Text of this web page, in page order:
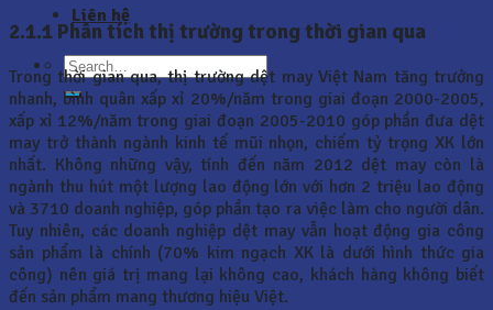
Liên hệ
2.1.1 Phân tích thị trường trong thời gian qua
Trong thời gian qua, thị trường dệt may Việt Nam tăng trưởng
nhanh, bình quân xấp xỉ 20%/năm trong giai đoạn 2000-2005,
xấp xỉ 12%/năm trong giai đoạn 2005-2010 góp phần đưa dệt
may trở thành ngành kinh tế mũi nhọn, chiếm tỷ trọng XK lớn
nhất. Không những vậy, tính đến năm 2012 dệt may còn là
ngành thu hút một lượng lao động lớn với hơn 2 triệu lao động
và 3710 doanh nghiệp, góp phần tạo ra việc làm cho người dân.
Tuy nhiên, các doanh nghiệp dệt may vẫn hoạt động gia công
sản phẩm là chính (70% kim ngạch XK là dưới hình thức gia
công) nên giá trị mang lại không cao, khách hàng không biết
đến sản phẩm mang thương hiệu Việt.